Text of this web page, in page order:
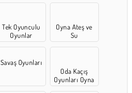
Tek Oyunculu
Oyunlar
Oyna Ateş ve
Su
Savaş Oyunları
Oda Kaçış
Oyunları Oyna